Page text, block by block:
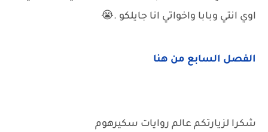
اوي انتي وبابا واخواتي انا جايلكو .😭
الفصل السابع من هنا
شكرا لزيارتكم عالم روايات سكيرهوم